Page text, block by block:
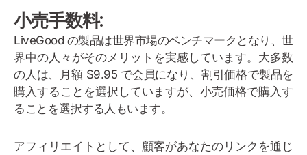
小売手数料:
LiveGood の製品は世界市場のベンチマークとなり、世
界中の人々がそのメリットを実感しています。大多数
の人は、月額 $9.95 で会員になり、割引価格で製品を
購入することを選択していますが、小売価格で購入す
ることを選択する人もいます。
アフィリエイトとして、顧客があなたのリンクを通じ